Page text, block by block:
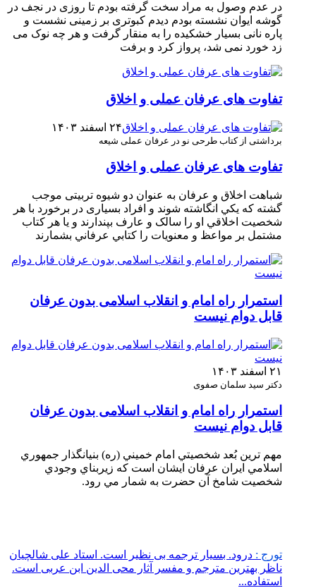
در عدم وصول به مراد سخت گرفته بودم تا روزی در نجف در
گوشه ایوان نشسته بودم دیدم کبوتری بر زمینی نشست و
پاره نانی بسیار خشکیده را به منقار گرفت و هر چه نوک می
زد خورد نمی شد، پرواز کرد و برفت
تفاوت های عرفان عملی و اخلاق
۲۴ اسفند ۱۴۰۳
برداشتی از کتاب طرحی نو در عرفان عملی شیعه
تفاوت های عرفان عملی و اخلاق
شباهت اخلاق و عرفان به عنوان دو شیوه تربیتی موجب
گشته که يكي انگاشته شوند و افراد بسیاری در برخورد با هر
شخصيت اخلاقي او را سالک و عارف بپندارند و يا هر کتاب
مشتمل بر مواعظ و معنويات را کتابي عرفاني بشمارند
استمرار راه امام و انقلاب اسلامی بدون عرفان
قابل دوام نیست
۲۱ اسفند ۱۴۰۳
دکتر سید سلمان صفوی
استمرار راه امام و انقلاب اسلامی بدون عرفان
قابل دوام نیست
مهم ترين بُعد شخصيتي امام خميني (ره) بنيانگذار جمهوري
اسلامي ايران عرفان ايشان است كه زيربناي وجودي
شخصيت شامخ آن حضرت به شمار مي رود.
تورج : درود. بسیار ترجمه بی نظیر است. استاد علی شالچیان
ناظر بهترین مترجم و مفسر آثار محی الدین ابن عربی است.
استفاده...